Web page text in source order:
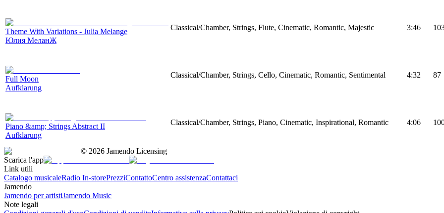
Theme With Variations - Julia Melange
Юлия МеланЖ
Classical/Chamber, Strings, Flute, Cinematic, Romantic, Majestic 3:46
Full Moon
Aufklarung
Classical/Chamber, Strings, Cello, Cinematic, Romantic, Sentimental 4:32 87
Piano &amp; Strings Abstract II
Aufklarung
Classical/Chamber, Strings, Piano, Cinematic, Inspirational, Romantic 4:06
© 2026 Jamendo Licensing
Scarica l'app
Link utili
Catalogo musicaleRadio In-storePrezziContattoCentro assistenzaContattaci
Jamendo
Jamendo per artistiJamendo Music
Note legali